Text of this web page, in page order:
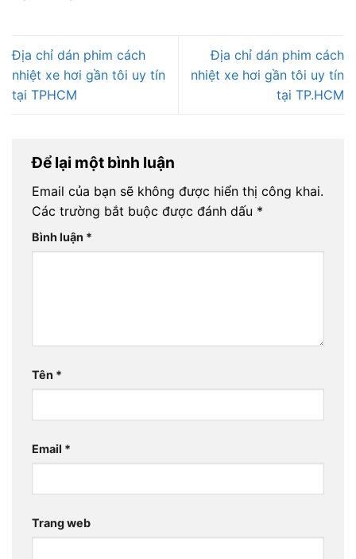
Địa chỉ dán phim cách
nhiệt xe hơi gần tôi uy tín
tại TPHCM
Địa chỉ dán phim cách
nhiệt xe hơi gần tôi uy tín
tại TP.HCM
Để lại một bình luận
Email của bạn sẽ không được hiển thị công khai.
Các trường bắt buộc được đánh dấu *
Bình luận *
Tên *
Email *
Trang web